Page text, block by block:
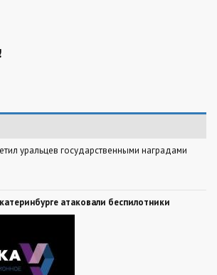
уральцев государственными наградами
атаковали беспилотники